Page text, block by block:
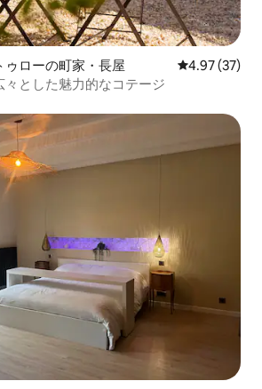
ローの町家・長屋 レビュー37
4.97 (37)
とした魅力的なコテージ